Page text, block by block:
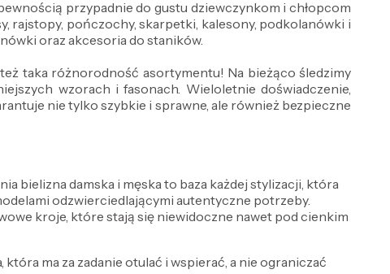
przypadnie do gustu dziewczynkom i chłopcom
rajstopy, pończochy, skarpetki, kalesony, podkolanówki i
oraz akcesoria do staników.
taka różnorodność asortymentu! Na bieżąco śledzimy
wzorach i fasonach. Wieloletnie doświadczenie,
nie tylko szybkie i sprawne, ale również bezpieczne
bielizna damska i męska to baza każdej stylizacji, która
odzwierciedlającymi autentyczne potrzeby.
kroje, które stają się niewidoczne nawet pod cienkim
która ma za zadanie otulać i wspierać, a nie ograniczać